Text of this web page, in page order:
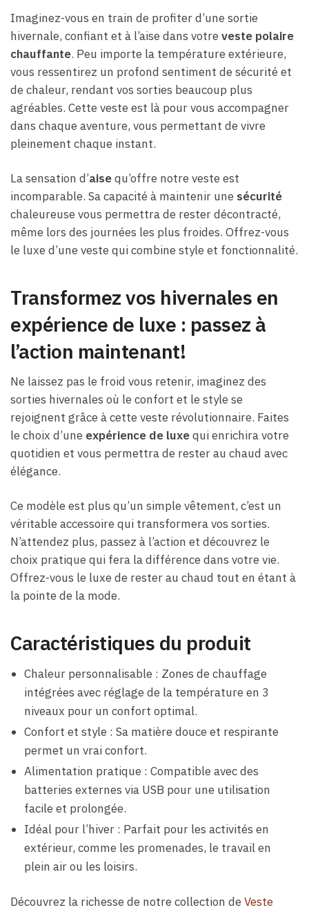
Imaginez-vous en train de profiter d’une sortie
hivernale, confiant et à l’aise dans votreveste polaire
chauffante. Peu importe la température extérieure,
vous ressentirez un profond sentiment de sécurité et
de chaleur, rendant vos sorties beaucoup plus
agréables. Cette veste est là pour vous accompagner
dans chaque aventure, vous permettant de vivre
pleinement chaque instant.
La sensation d’aisequ’offre notre veste est
incomparable. Sa capacité à maintenir une sécurité
chaleureuse vous permettra de rester décontracté,
même lors des journées les plus froides. Offrez-vous
le luxe d’une veste qui combine style et fonctionnalité.
Transformez vos hivernales en
expérience de luxe : passez à
l’action maintenant!
Ne laissez pas le froid vous retenir, imaginez des
sorties hivernales où le confort et le style se
rejoignent grâce à cette veste révolutionnaire. Faites
le choix d’une expérience de luxequi enrichira votre
quotidien et vous permettra de rester au chaud avec
élégance.
Ce modèle est plus qu’un simple vêtement, c’est un
véritable accessoire qui transformera vos sorties.
N’attendez plus, passez à l’action et découvrez le
choix pratique qui fera la différence dans votre vie.
Offrez-vous le luxe de rester au chaud tout en étant à
la pointe de la mode.
Caractéristiques du produit
Chaleur personnalisable : Zones de chauffage
intégrées avec réglage de la température en 3
niveaux pour un confort optimal.
Confort et style : Sa matière douce et respirante
permet un vrai confort.
Alimentation pratique : Compatible avec des
batteries externes via USB pour une utilisation
facile et prolongée.
Idéal pour l’hiver : Parfait pour les activités en
extérieur, comme les promenades, le travail en
plein air ou les loisirs.
Découvrez la richesse de notre collection deVeste